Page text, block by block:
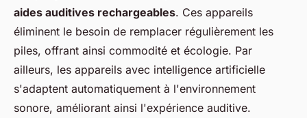
aides auditives rechargeables. Ces appareils
éliminent le besoin de remplacer régulièrement les
piles, offrant ainsi commodité et écologie. Par
ailleurs, les appareils avec intelligence artificielle
s'adaptent automatiquement à l'environnement
sonore, améliorant ainsi l'expérience auditive.